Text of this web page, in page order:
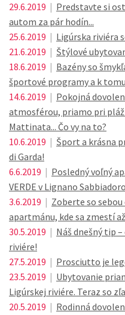
29.6.2019 | Predstavte si
autom za pár hodín...
25.6.2019 | Ligúrska riviéra
21.6.2019 | Štýlové
18.6.2019 | Bazény so
športové programy a k
14.6.2019 | Pokojná
atmosférou, priamo pri
Mattinata... Čo vy na to?
10.6.2019 | Šport a krásna
di Garda!
6.6.2019 | Posledný voľný
VERDE v Lignano
3.6.2019 | Zoberte so
apartmánu, kde sa zmestí
30.5.2019 | Náš dnešný tip
riviére!
27.5.2019 | Prosciutto je
23.5.2019 | Ubytovanie
Ligúrskej riviére. Teraz so
20.5.2019 | Rodinná